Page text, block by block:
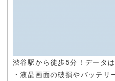
渋谷駅から徒歩5分！データ
・液晶画面の破損やバッテ